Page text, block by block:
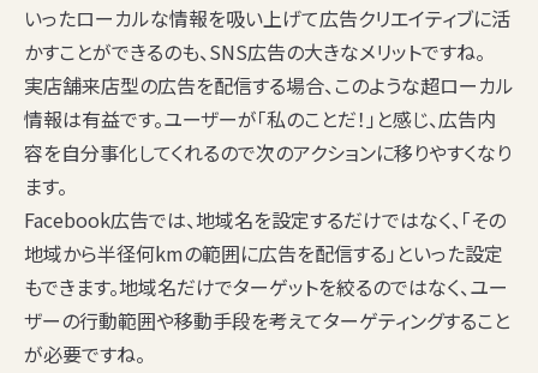
いったローカルな情報を吸い上げて広告クリエイティブに活
かすことができるのも、SNS広告の大きなメリットですね。
実店舗来店型の広告を配信する場合、このような超ローカル
情報は有益です。ユーザーが「私のことだ！」と感じ、広告内
容を自分事化してくれるので次のアクションに移りやすくなり
ます。
Facebook広告では、地域名を設定するだけではなく、「その
地域から半径何kmの範囲に広告を配信する」といった設定
もできます。地域名だけでターゲットを絞るのではなく、ユー
ザーの行動範囲や移動手段を考えてターゲティングすること
が必要ですね。